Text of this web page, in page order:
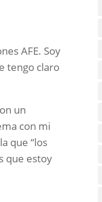
AFE. Soy
tengo claro
un
con mi
que “los
que estoy